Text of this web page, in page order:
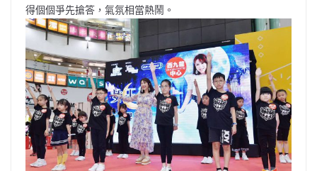
得個個爭先搶答，氣氛相當熱鬧。